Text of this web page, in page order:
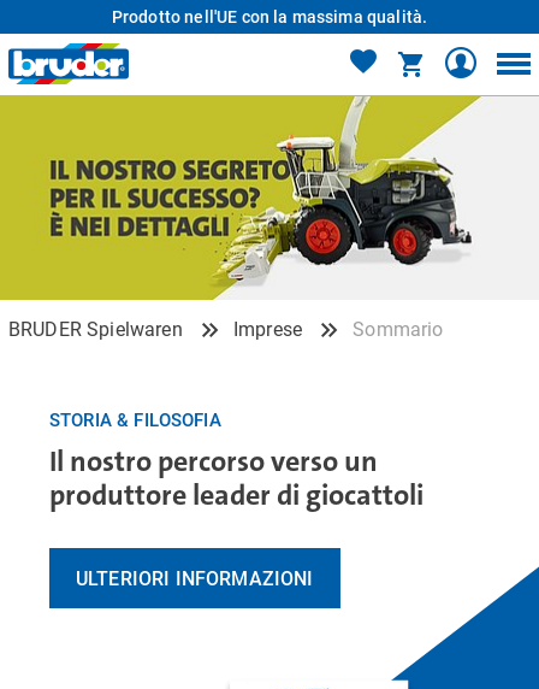
Prodotto nell'UE con la massima qualità.
BRUDER Spielwaren Imprese Sommario
STORIA & FILOSOFIA
Il nostro percorso verso un
produttore leader di giocattoli
ULTERIORI INFORMAZIONI